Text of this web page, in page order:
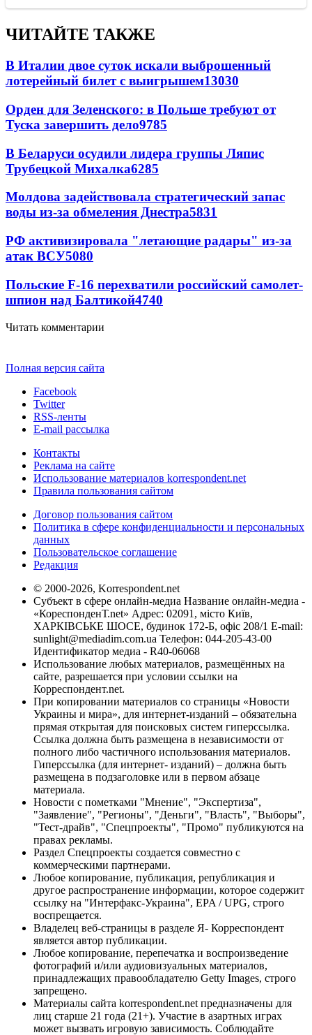
ЧИТАЙТЕ ТАКЖЕ
В Италии двое суток искали выброшенный
лотерейный билет с выигрышем13030
Орден для Зеленского: в Польше требуют от
Туска завершить дело9785
В Беларуси осудили лидера группы Ляпис
Трубецкой Михалка6285
Молдова задействовала стратегический запас
воды из-за обмеления Днестра5831
РФ активизировала "летающие радары" из-за
атак ВСУ5080
Польские F-16 перехватили российский самолет-
шпион над Балтикой4740
Читать комментарии
Полная версия сайта
Facebook
Twitter
RSS-ленты
E-mail рассылка
Контакты
Реклама на сайте
Использование материалов korrespondent.net
Правила пользования сайтом
Договор пользования сайтом
Политика в сфере конфиденциальности и персональных
данных
Пользовательское соглашение
Редакция
© 2000-2026, Korrespondent.net
Субъект в сфере онлайн-медиа Название онлайн-медиа -
«КореспонденТ.net» Адрес: 02091, місто Київ,
ХАРКІВСЬКЕ ШОСЕ, будинок 172-Б, офіс 208/1 E-mail:
sunlight@mediadim.com.ua Телефон: 044-205-43-00
Идентификатор медиа - R40-06068
Использование любых материалов, размещённых на
сайте, разрешается при условии ссылки на
Корреспондент.net.
При копировании материалов со страницы «Новости
Украины и мира», для интернет-изданий – обязательна
прямая открытая для поисковых систем гиперссылка.
Ссылка должна быть размещена в независимости от
полного либо частичного использования материалов.
Гиперссылка (для интернет- изданий) – должна быть
размещена в подзаголовке или в первом абзаце
материала.
Новости с пометками "Мнение", "Экспертиза",
"Заявление", "Регионы", "Деньги", "Власть", "Выборы",
"Тест-драйв", "Спецпроекты", "Промо" публикуются на
правах рекламы.
Раздел Спецпроекты создается совместно с
коммерческими партнерами.
Любое копирование, публикация, републикация и
другое распространение информации, которое содержит
ссылку на "Интерфакс-Украина", EPA / UPG, строго
воспрещается.
Владелец веб-страницы в разделе Я- Корреспондент
является автор публикации.
Любое копирование, перепечатка и воспроизведение
фотографий и/или аудиовизуальных материалов,
принадлежащих правообладателю Getty Images, строго
запрещено.
Материалы сайта korrespondent.net предназначены для
лиц старше 21 года (21+). Участие в азартных играх
может вызвать игровую зависимость. Соблюдайте